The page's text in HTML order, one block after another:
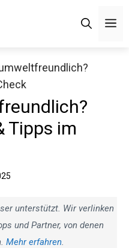
Tipps im
unterstützt. Wir verlinken
und Partner, von denen
Mehr erfahren.